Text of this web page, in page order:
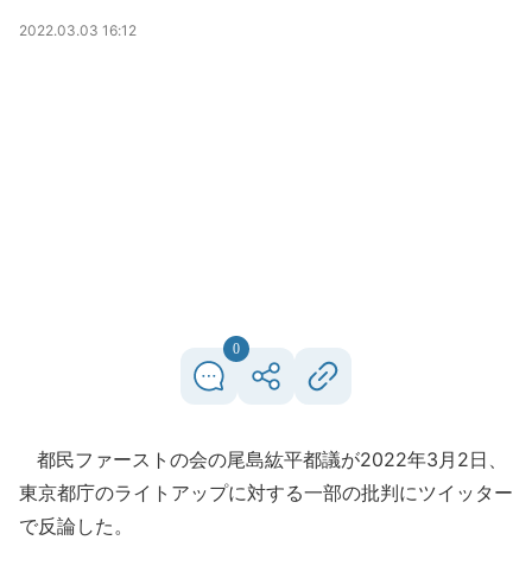
2022.03.03 16:12
0
都民ファーストの会の尾島紘平都議が2022年3月2日、
東京都庁のライトアップに対する一部の批判にツイッター
で反論した。